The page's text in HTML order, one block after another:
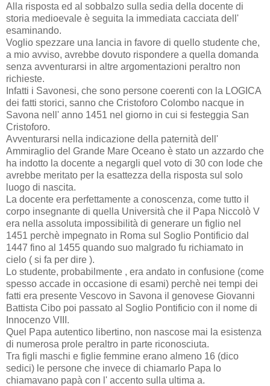
Alla risposta ed al sobbalzo sulla sedia della docente di
storia medioevale è seguita la immediata cacciata dell'
esaminando.
Voglio spezzare una lancia in favore di quello studente che,
a mio avviso, avrebbe dovuto rispondere a quella domanda
senza avventurarsi in altre argomentazioni peraltro non
richieste.
Infatti i Savonesi, che sono persone coerenti con la LOGICA
dei fatti storici, sanno che Cristoforo Colombo nacque in
Savona nell' anno 1451 nel giorno in cui si festeggia San
Cristoforo.
Avventurarsi nella indicazione della paternità dell'
Ammiraglio del Grande Mare Oceano è stato un azzardo che
ha indotto la docente a negargli quel voto di 30 con lode che
avrebbe meritato per la esattezza della risposta sul solo
luogo di nascita.
La docente era perfettamente a conoscenza, come tutto il
corpo insegnante di quella Università che il Papa Niccolò V
era nella assoluta impossibilità di generare un figlio nel
1451 perchè impegnato in Roma sul Soglio Pontificio dal
1447 fino al 1455 quando suo malgrado fu richiamato in
cielo ( si fa per dire ).
Lo studente, probabilmente , era andato in confusione (come
spesso accade in occasione di esami) perchè nei tempi dei
fatti era presente Vescovo in Savona il genovese Giovanni
Battista Cibo poi passato al Soglio Pontificio con il nome di
Innocenzo VIII.
Quel Papa autentico libertino, non nascose mai la esistenza
di numerosa prole peraltro in parte riconosciuta.
Tra figli maschi e figlie femmine erano almeno 16 (dico
sedici) le persone che invece di chiamarlo Papa lo
chiamavano papà con l' accento sulla ultima a.